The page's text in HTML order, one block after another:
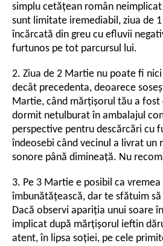
simplu cetățean român
sunt limitate iremediabil, ziua de
încărcată din greu cu efluvii
furtunos pe tot parcursul lui.
2. Ziua de 2 Martie nu poate fi
decât precedenta, deoarece
Martie, când mărțișorul tău a
dormit netulburat în ambalajul
perspective pentru descărcări cu
îndeosebi când vecinul a livrat un
sonore până dimineață. Nu
3. Pe 3 Martie e posibil ca vremea
îmbunătățească, dar te sfătuim
Dacă observi apariția unui soare
implicat după mărțișorul ieftin
atent, în lipsa soției, pe cele